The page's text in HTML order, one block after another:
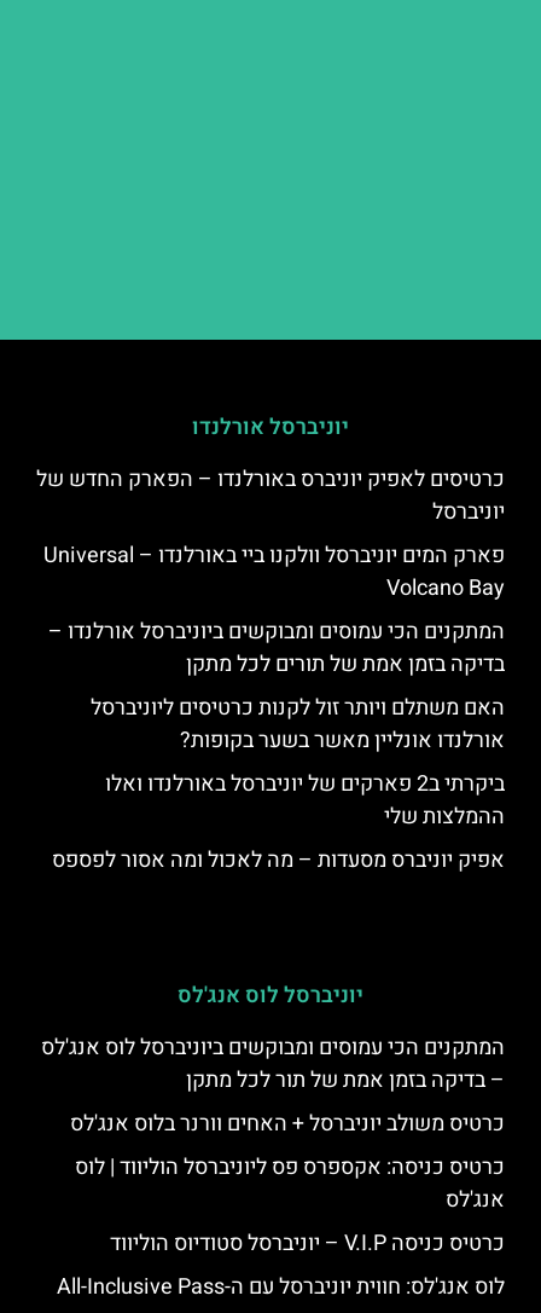
יוניברסל אורלנדו
כרטיסים לאפיק יוניברס באורלנדו – הפארק החדש של
יוניברסל
פארק המים יוניברסל וולקנו ביי באורלנדו – Universal
Volcano Bay
המתקנים הכי עמוסים ומבוקשים ביוניברסל אורלנדו –
בדיקה בזמן אמת של תורים לכל מתקן
האם משתלם ויותר זול לקנות כרטיסים ליוניברסל
אורלנדו אונליין מאשר בשער בקופות?
ביקרתי ב2 פארקים של יוניברסל באורלנדו ואלו
ההמלצות שלי
אפיק יוניברס מסעדות – מה לאכול ומה אסור לפספס
יוניברסל לוס אנג'לס
המתקנים הכי עמוסים ומבוקשים ביוניברסל לוס אנג'לס
– בדיקה בזמן אמת של תור לכל מתקן
כרטיס משולב יוניברסל + האחים וורנר בלוס אנג'לס
כרטיס כניסה: אקספרס פס ליוניברסל הוליווד | לוס
אנג'לס
כרטיס כניסה V.I.P – יוניברסל סטודיוס הוליווד
לוס אנג'לס: חווית יוניברסל עם ה-All-Inclusive Pass